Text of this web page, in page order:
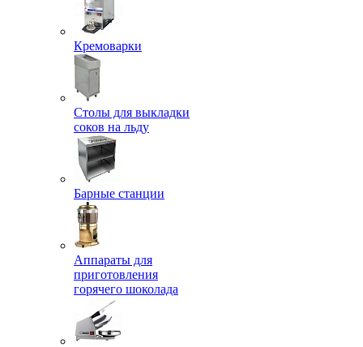
Кремоварки
Столы для выкладки
соков на льду
Барные станции
Аппараты для
приготовления
горячего шоколада